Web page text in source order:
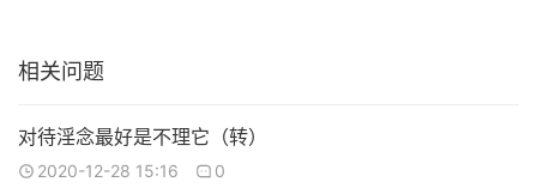
相关问题
对待淫念最好是不理它（转）
2020-12-28 15:16 0